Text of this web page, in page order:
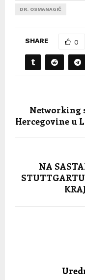
DR. OSMANAGIĆ
SHARE 0
Networking
Hercegovine u
NA